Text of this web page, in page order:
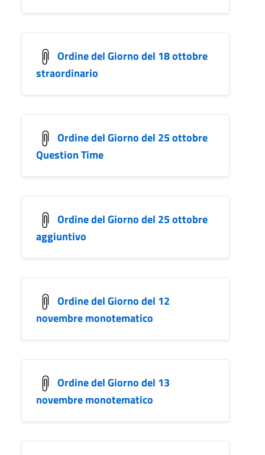
Ordine del Giorno del 18 ottobre
straordinario
Ordine del Giorno del 25 ottobre
Question Time
Ordine del Giorno del 25 ottobre
aggiuntivo
Ordine del Giorno del 12
novembre monotematico
Ordine del Giorno del 13
novembre monotematico